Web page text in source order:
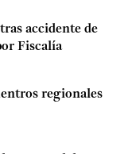
accidente de
Fiscalía
regionales